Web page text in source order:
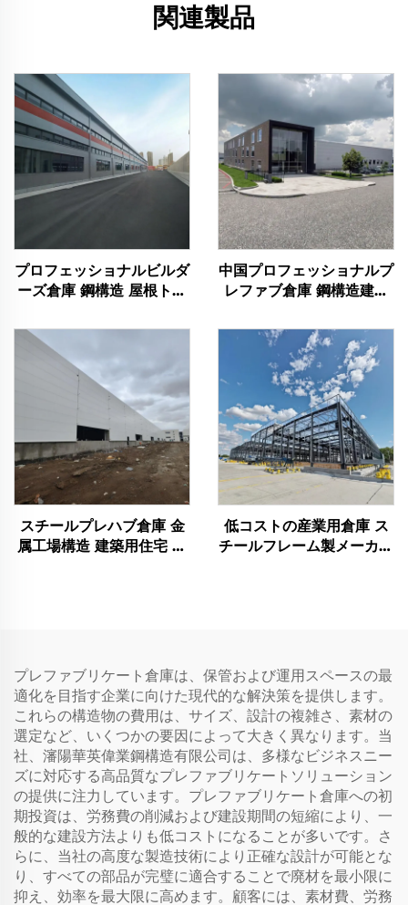
関連製品
プロフェッショナルビルダ
ーズ倉庫 鋼構造 屋根トラ
中国プロフェッショナルプ
レファブ倉庫 鋼構造建築
スチールプレハブ倉庫 金
属工場構造 建築用住宅 窓
低コストの産業用倉庫 ス
チールフレーム製メーカー
プレファブリケート倉庫は、保管および運用スペースの最
適化を目指す企業に向けた現代的な解決策を提供します。
これらの構造物の費用は、サイズ、設計の複雑さ、素材の
選定など、いくつかの要因によって大きく異なります。当
社、瀋陽華英偉業鋼構造有限公司は、多様なビジネスニー
ズに対応する高品質なプレファブリケートソリューション
の提供に注力しています。プレファブリケート倉庫への初
期投資は、労務費の削減および建設期間の短縮により、一
般的な建設方法よりも低コストになることが多いです。さ
らに、当社の高度な製造技術により正確な設計が可能とな
り、すべての部品が完璧に適合することで廃材を最小限に
抑え、効率を最大限に高めます。顧客には、素材費、労務